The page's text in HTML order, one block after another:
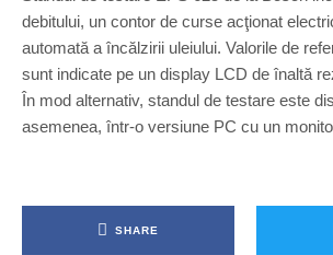
debitului, un contor de curse acţionat
automată a încălzirii uleiului. Valorile de
sunt indicate pe un display LCD de înaltă
În mod alternativ, standul de testare este
asemenea, într-o versiune PC cu un
SHARE